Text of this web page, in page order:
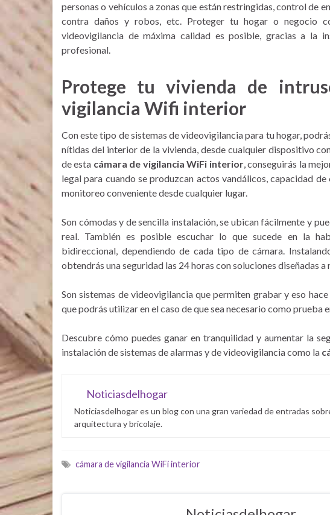
personas o vehículos a zonas que están restringidas, control de
contra daños y robos, etc. Proteger tu hogar o negocio
videovigilancia de máxima calidad es posible, gracias a la
profesional.
Protege tu vivienda de
vigilancia Wifi interior
Con este tipo de sistemas de videovigilancia para tu hogar,
nítidas del interior de la vivienda, desde cualquier dispositivo
de esta cámara de vigilancia WiFi interior, conseguirás la
legal para cuando se produzcan actos vandálicos, capacidad
monitoreo conveniente desde cualquier lugar.
Son cómodas y de sencilla instalación, se ubican fácilmente y
real. También es posible escuchar lo que sucede en la
bidireccional, dependiendo de cada tipo de cámara.
obtendrás una seguridad las 24 horas con soluciones diseñadas a
Son sistemas de videovigilancia que permiten grabar y eso
que podrás utilizar en el caso de que sea necesario como prueba
Descubre cómo puedes ganar en tranquilidad y aumentar la
instalación de sistemas de alarmas y de videovigilancia como la
Noticiasdelhogar
Noticiasdelhogar es un blog con una gran variedad de entradas
arquitectura y bricolaje.
cámara de vigilancia WiFi interior